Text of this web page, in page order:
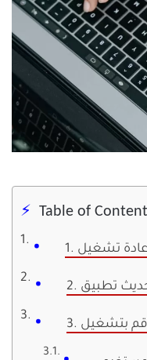
Table of